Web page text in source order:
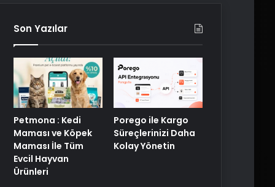
Son Yazılar
Petmona : Kedi
Maması ve Köpek
Maması İle Tüm
Evcil Hayvan
Ürünleri
Porego ile Kargo
Süreçlerinizi Daha
Kolay Yönetin